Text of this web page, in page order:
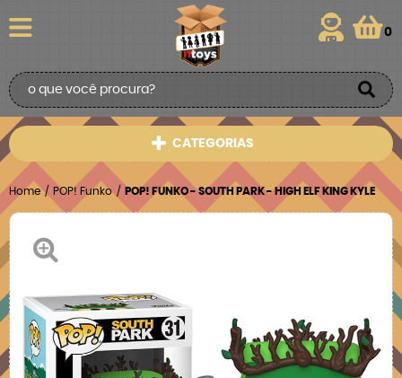
0
CATEGORIAS
Home POP! Funko POP! FUNKO - SOUTH PARK - HIGH ELF KING KYLE